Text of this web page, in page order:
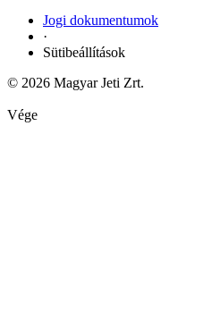
Jogi dokumentumok
·
Sütibeállítások
© 2026 Magyar Jeti Zrt.
Vége